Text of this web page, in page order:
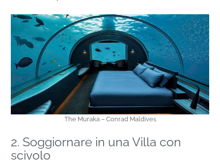
The Muraka – Conrad Maldives
2. Soggiornare in una Villa con
scivolo